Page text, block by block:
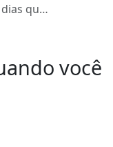
acordar…
você